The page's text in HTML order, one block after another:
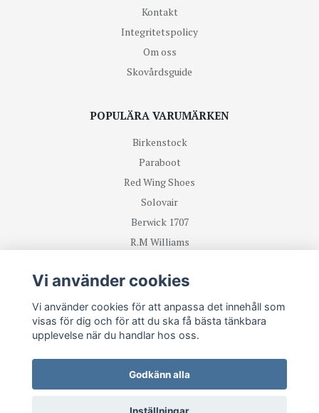
Kontakt
Integritetspolicy
Om oss
Skovårdsguide
POPULÄRA VARUMÄRKEN
Birkenstock
Paraboot
Red Wing Shoes
Solovair
Berwick 1707
R.M Williams
TA DEL UTAV NYHETER OCH ERBJUDANDEN FÖRST
Prenumerera
Vi använder cookies
Vi använder cookies för att anpassa det innehåll som
visas för dig och för att du ska få bästa tänkbara
upplevelse när du handlar hos oss.
Godkänn alla